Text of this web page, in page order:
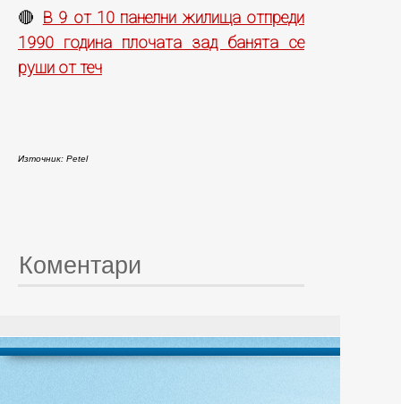
🔴 В 9 от 10 панелни жилища отпреди
1990 година плочата зад банята се
руши от теч
Източник: Petel
Коментари